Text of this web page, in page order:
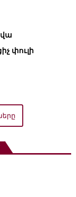
փուլի